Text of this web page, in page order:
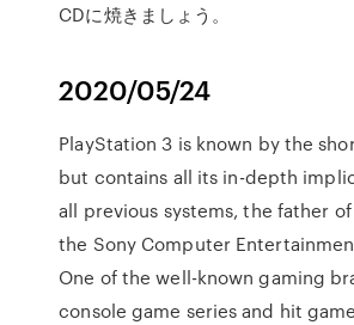
CDに焼きましょう。
2020/05/24
PlayStation 3 is known by the
but contains all its in-depth
all previous systems, the father
the Sony Computer
One of the well-known gaming
console game series and hit